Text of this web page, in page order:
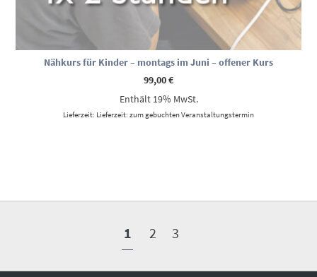
Nähkurs für Kinder – montags im Juni – offener Kurs
99,00€
Enthält 19% MwSt.
Lieferzeit: Lieferzeit: zum gebuchten Veranstaltungstermin
1 2 3